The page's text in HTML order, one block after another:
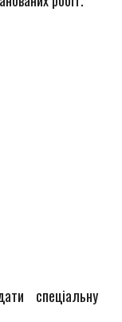
спеціальну